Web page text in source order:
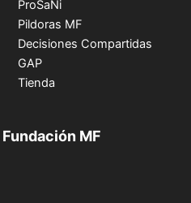
ProSaNi
Pildoras MF
Decisiones Compartidas
GAP
Tienda
MF